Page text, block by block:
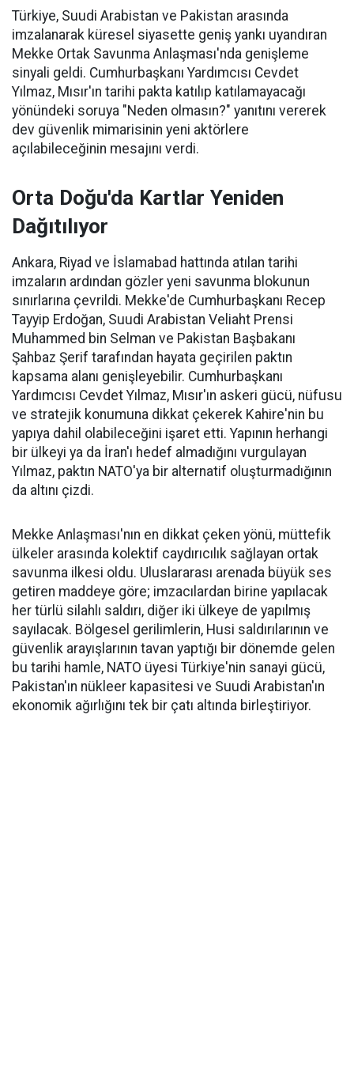
Türkiye, Suudi Arabistan ve Pakistan arasında
imzalanarak küresel siyasette geniş yankı uyandıran
Mekke Ortak Savunma Anlaşması'nda genişleme
sinyali geldi. Cumhurbaşkanı Yardımcısı Cevdet
Yılmaz, Mısır'ın tarihi pakta katılıp katılamayacağı
yönündeki soruya "Neden olmasın?" yanıtını vererek
dev güvenlik mimarisinin yeni aktörlere
açılabileceğinin mesajını verdi.
Orta Doğu'da Kartlar Yeniden
Dağıtılıyor
Ankara, Riyad ve İslamabad hattında atılan tarihi
imzaların ardından gözler yeni savunma blokunun
sınırlarına çevrildi. Mekke'de Cumhurbaşkanı Recep
Tayyip Erdoğan, Suudi Arabistan Veliaht Prensi
Muhammed bin Selman ve Pakistan Başbakanı
Şahbaz Şerif tarafından hayata geçirilen paktın
kapsama alanı genişleyebilir. Cumhurbaşkanı
Yardımcısı Cevdet Yılmaz, Mısır'ın askeri gücü, nüfusu
ve stratejik konumuna dikkat çekerek Kahire'nin bu
yapıya dahil olabileceğini işaret etti. Yapının herhangi
bir ülkeyi ya da İran'ı hedef almadığını vurgulayan
Yılmaz, paktın NATO'ya bir alternatif oluşturmadığının
da altını çizdi.
Mekke Anlaşması'nın en dikkat çeken yönü, müttefik
ülkeler arasında kolektif caydırıcılık sağlayan ortak
savunma ilkesi oldu. Uluslararası arenada büyük ses
getiren maddeye göre; imzacılardan birine yapılacak
her türlü silahlı saldırı, diğer iki ülkeye de yapılmış
sayılacak. Bölgesel gerilimlerin, Husi saldırılarının ve
güvenlik arayışlarının tavan yaptığı bir dönemde gelen
bu tarihi hamle, NATO üyesi Türkiye'nin sanayi gücü,
Pakistan'ın nükleer kapasitesi ve Suudi Arabistan'ın
ekonomik ağırlığını tek bir çatı altında birleştiriyor.